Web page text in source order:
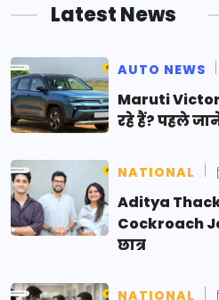
Latest News
AUTO NEWS
Maruti
रहे हैं? पहले
NATIONAL
Aditya
Cockroach
छात्र
NATIONAL